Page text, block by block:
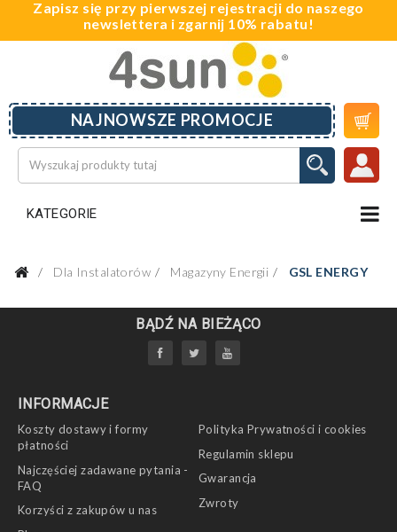
Zapisz się przy pierwszej rejestracji do naszego
newslettera i zgarnij 10% rabatu!
KATEGORIE
NAJNOWSZE PROMOCJE 
Dla Instalatorów Magazyny Energii GSL ENERGY
BĄDŹ NA BIEŻĄCO
INFORMACJE
Koszty dostawy i formy
płatności
Najczęściej zadawane pytania -
FAQ
Korzyści z zakupów u nas
Polityka Prywatności i cookies
Regulamin sklepu
Gwarancja
Zwroty